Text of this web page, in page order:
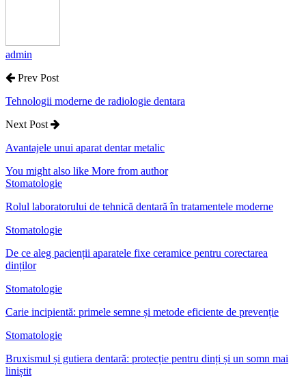
admin
Prev Post
Tehnologii moderne de radiologie dentara
Next Post
Avantajele unui aparat dentar metalic
You might also like More from author
Stomatologie
Rolul laboratorului de tehnică dentară în tratamentele moderne
Stomatologie
De ce aleg pacienții aparatele fixe ceramice pentru corectarea
dinților
Stomatologie
Carie incipientă: primele semne și metode eficiente de prevenție
Stomatologie
Bruxismul și gutiera dentară: protecție pentru dinți și un somn mai
liniștit